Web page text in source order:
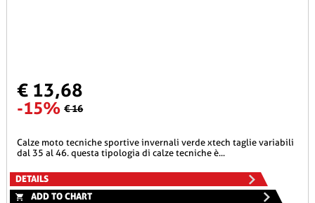
€ 13,68
-15% € 16
calze moto tecniche sportive invernali verde xtech taglie variabili
dal 35 al 46. questa tipologia di calze tecniche è...
DETAILS
ADD TO CHART